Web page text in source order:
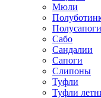
Мюли
Полусапоги
Сабо
Сандалии
Сапоги
Слипоны
Туфли
Туфли